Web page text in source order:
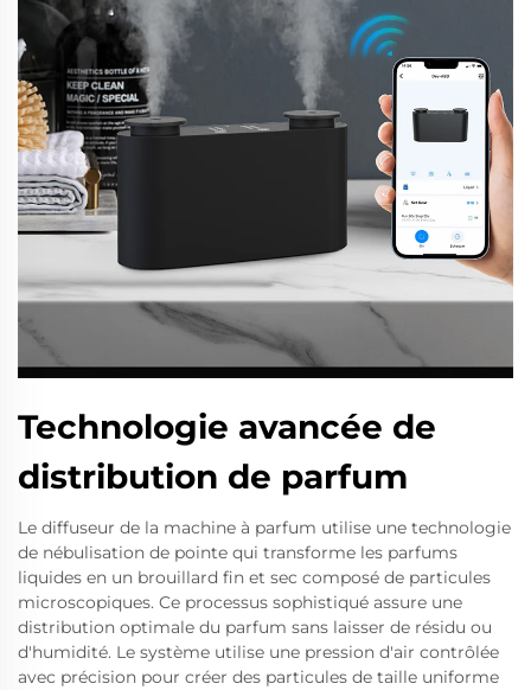
Technologie avancée de
distribution de parfum
Le diffuseur de la machine à parfum utilise une technologie
de nébulisation de pointe qui transforme les parfums
liquides en un brouillard fin et sec composé de particules
microscopiques. Ce processus sophistiqué assure une
distribution optimale du parfum sans laisser de résidu ou
d'humidité. Le système utilise une pression d'air contrôlée
avec précision pour créer des particules de taille uniforme